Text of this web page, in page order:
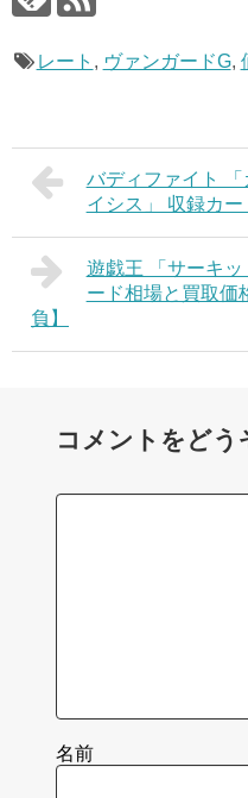
レート , ヴァンガードG,
バディファイト
イシス」 収録カ
遊戯王 「サーキ
ード相場と買取価
負】
コメントをどう
名前